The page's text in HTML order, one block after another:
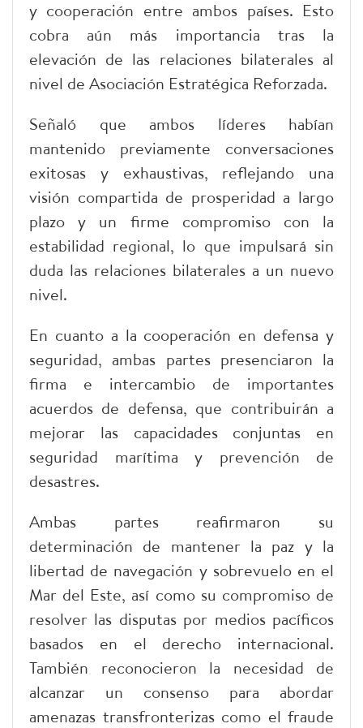
y cooperación entre ambos países. Esto
cobra aún más importancia tras la
elevación de las relaciones bilaterales al
nivel de Asociación Estratégica Reforzada.
Señaló que ambos líderes habían
mantenido previamente conversaciones
exitosas y exhaustivas, reflejando una
visión compartida de prosperidad a largo
plazo y un firme compromiso con la
estabilidad regional, lo que impulsará sin
duda las relaciones bilaterales a un nuevo
nivel.
En cuanto a la cooperación en defensa y
seguridad, ambas partes presenciaron la
firma e intercambio de importantes
acuerdos de defensa, que contribuirán a
mejorar las capacidades conjuntas en
seguridad marítima y prevención de
desastres.
Ambas partes reafirmaron su
determinación de mantener la paz y la
libertad de navegación y sobrevuelo en el
Mar del Este, así como su compromiso de
resolver las disputas por medios pacíficos
basados en el derecho internacional.
También reconocieron la necesidad de
alcanzar un consenso para abordar
amenazas transfronterizas como el fraude